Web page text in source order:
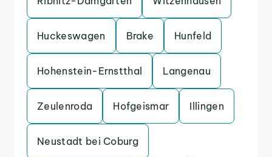
Huckeswagen Brake Hunfeld
Hohenstein-Ernstthal Langenau
Zeulenroda Hofgeismar Illingen
Neustadt bei Coburg